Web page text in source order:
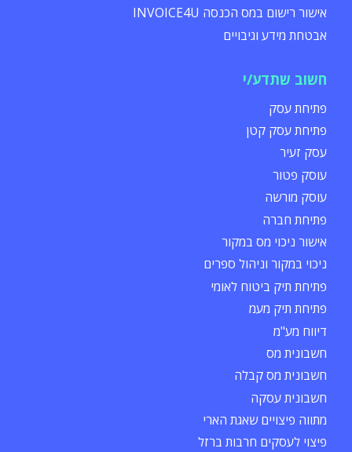
אישור רישום במס הכנסה INVOICE4U
אבטחת מידע וגיבויים
חשוב שתדע/י
פתיחת עסק
פתיחת עסק קטן
עסק זעיר
עוסק פטור
עוסק מורשה
פתיחת חברה
אישור ניכוי מס במקור
ניכוי במקור וניהול ספרים
פתיחת תיק ביטוח לאומי
פתיחת תיק מעמ
דיווח מע"מ
חשבונית מס
חשבונית מס קבלה
חשבונית עסקה
מתווה פיצויים שאגת הארי
פיצוי לעסקים חרבות ברזל